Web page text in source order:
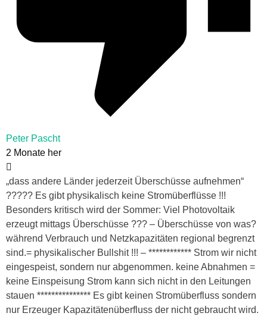
Peter Pascht
2 Monate her
„dass andere Länder jederzeit Überschüsse aufnehmen“
????? Es gibt physikalisch keine Stromüberflüsse !!!
Besonders kritisch wird der Sommer: Viel Photovoltaik
erzeugt mittags Überschüsse ??? – Überschüsse von was?
während Verbrauch und Netzkapazitäten regional begrenzt
sind.= physikalischer Bullshit !!! – ************ Strom wir nicht
eingespeist, sondern nur abgenommen. keine Abnahmen =
keine Einspeisung Strom kann sich nicht in den Leitungen
stauen *************** Es gibt keinen Stromüberfluss sondern
nur Erzeuger Kapazitätenüberfluss der nicht gebraucht wird.